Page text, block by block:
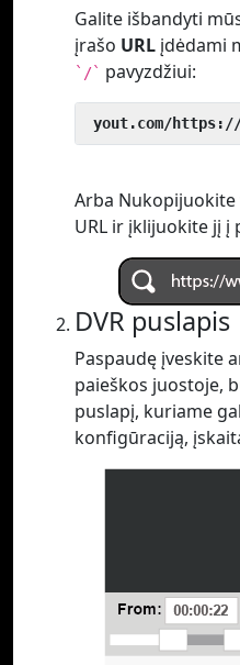
Galite išbandyti
įrašo URL įdėdami
`/` pavyzdžiui:
yout.com/https://
Arba
URL ir įklijuokite jį į
DVR puslapis
Paspaudę įveskite
paieškos juostoje,
puslapį, kuriame
konfigūraciją,